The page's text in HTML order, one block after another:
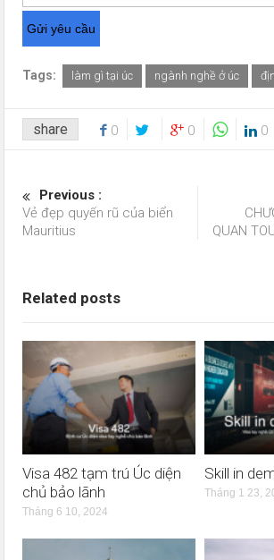
Tags: làm gì tại úc ngành nghề ở úc
share 0 0 0
Previous :
Vẻ đẹp quyến rũ của biển
Mauritius
QUAN
Related posts
Visa 482 tạm trú Úc diện
chủ bảo lãnh
Tháng 6 10, 2024
Skill in
Tháng 1 23,